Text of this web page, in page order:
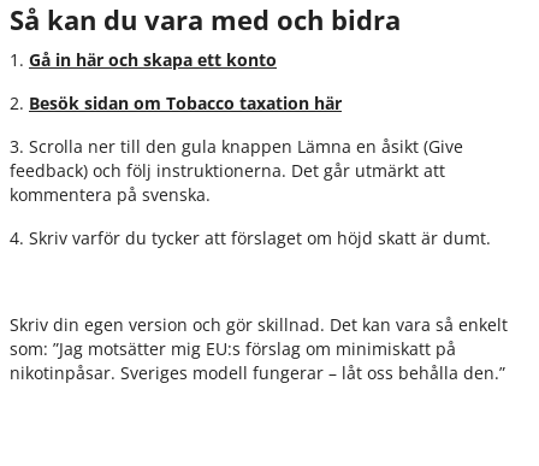
Så kan du vara med och bidra
1. Gå in här och skapa ett konto
2. Besök sidan om Tobacco taxation här
3. Scrolla ner till den gula knappen Lämna en åsikt (Give
feedback) och följ instruktionerna. Det går utmärkt att
kommentera på svenska.
4. Skriv varför du tycker att förslaget om höjd skatt är dumt.
Skriv din egen version och gör skillnad. Det kan vara så enkelt
som: ”Jag motsätter mig EU:s förslag om minimiskatt på
nikotinpåsar. Sveriges modell fungerar – låt oss behålla den.”